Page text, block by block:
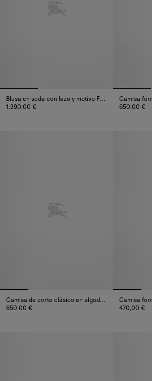
Blusa en seda con lazo y motivo Feather
1.390,00 €
650,00 €
Camisa de corte clásico en algodón con detalle de otomán
650,00 €
470,00 €